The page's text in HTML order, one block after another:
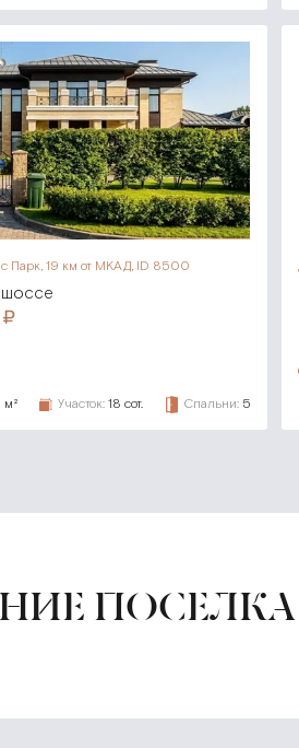
Парк,19 км от МКАД, ID 8500
Участок: 18 сот. Спальни: 5
ПОСЕЛКА